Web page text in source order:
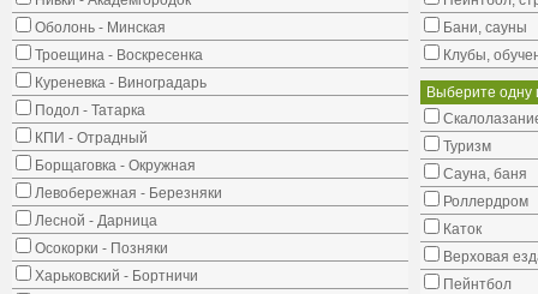
Оболонь - Минская
Троещина - Воскресенка
Куреневка - Виноградарь
Подол - Татарка
КПИ - Отрадный
Борщаговка - Окружная
Левобережная - Березняки
Лесной - Дарница
Осокорки - Позняки
Харьковский - Бортничи
Бани, сауны
Клубы,
Выберите одну
Туризм
Сауна, баня
Роллердром
Каток
Верховая
Пейнтбол